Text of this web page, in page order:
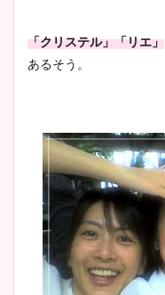
「クリステル」「リエ」
あるそう。